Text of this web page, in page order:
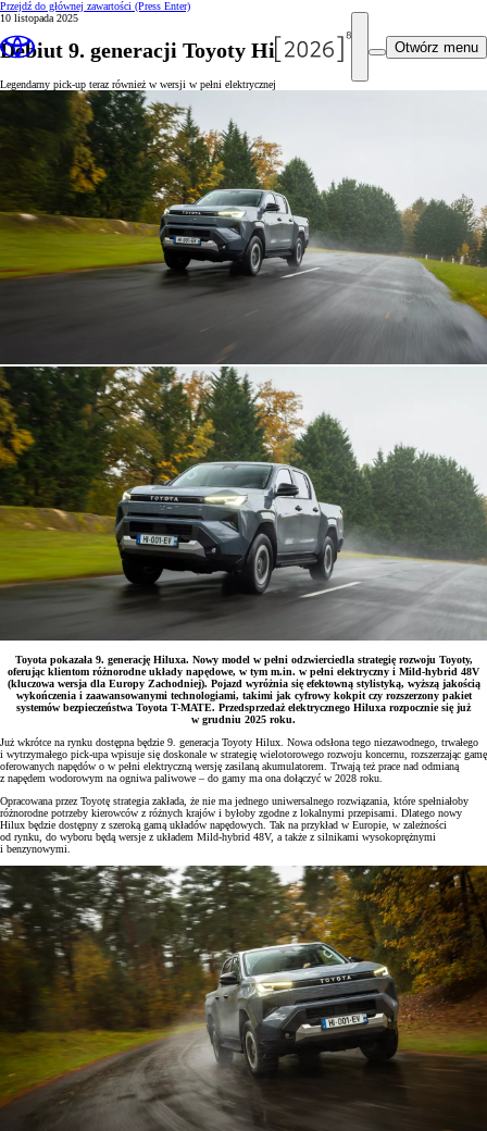
Przejdź do głównej zawartości (Press Enter)
Otwórz menu
10 listopada 2025
Debiut 9. generacji Toyoty Hilux
Legendarny pick-up teraz również w wersji w pełni elektrycznej
Toyota pokazała 9. generację Hiluxa. Nowy model w pełni odzwierciedla strategię rozwoju Toyoty,
oferując klientom różnorodne układy napędowe, w tym m.in. w pełni elektryczny i Mild-hybrid 48V
(kluczowa wersja dla Europy Zachodniej). Pojazd wyróżnia się efektowną stylistyką, wyższą jakością
wykończenia i zaawansowanymi technologiami, takimi jak cyfrowy kokpit czy rozszerzony pakiet
systemów bezpieczeństwa Toyota T-MATE. Przedsprzedaż elektrycznego Hiluxa rozpocznie się już
w grudniu 2025 roku.
Już wkrótce na rynku dostępna będzie 9. generacja Toyoty Hilux. Nowa odsłona tego niezawodnego, trwałego
i wytrzymałego pick-upa wpisuje się doskonale w strategię wielotorowego rozwoju koncernu, rozszerzając gamę
oferowanych napędów o w pełni elektryczną wersję zasilaną akumulatorem. Trwają też prace nad odmianą
z napędem wodorowym na ogniwa paliwowe – do gamy ma ona dołączyć w 2028 roku.
Opracowana przez Toyotę strategia zakłada, że nie ma jednego uniwersalnego rozwiązania, które spełniałoby
różnorodne potrzeby kierowców z różnych krajów i byłoby zgodne z lokalnymi przepisami. Dlatego nowy
Hilux będzie dostępny z szeroką gamą układów napędowych. Tak na przykład w Europie, w zależności
od rynku, do wyboru będą wersje z układem Mild-hybrid 48V, a także z silnikami wysokoprężnymi
i benzynowymi.